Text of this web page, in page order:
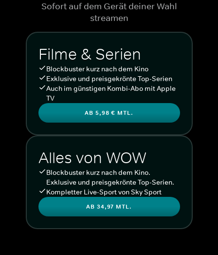
Sofort auf dem Gerät deiner Wahl
streamen
Filme & Serien
Blockbuster kurz nach dem Kino
Exklusive und preisgekrönte Top-Serien
Auch im günstigen Kombi-Abo mit Apple
TV
AB 5,98 € MTL.
Alles von WOW
Blockbuster kurz nach dem Kino.
Exklusive und preisgekrönte Top-Serien.
Kompletter Live-Sport von Sky Sport
AB 34,97 MTL.